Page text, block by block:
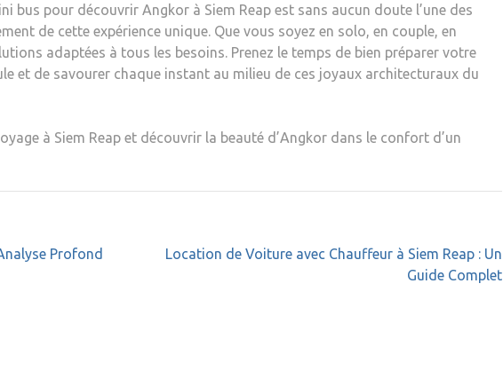
bus pour découvrir Angkor à Siem Reap est sans aucun doute l’une des
de cette expérience unique. Que vous soyez en solo, en couple, en
adaptées à tous les besoins. Prenez le temps de bien préparer votre
et de savourer chaque instant au milieu de ces joyaux architecturaux du
à Siem Reap et découvrir la beauté d’Angkor dans le confort d’un
Profond
Location de Voiture avec Chauffeur à Siem Reap : Un
Guide Complet